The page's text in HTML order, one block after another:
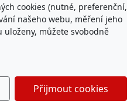
cookies (nutné, preferenční,
našeho webu, měření jeho
uloženy, můžete svobodně
Přijmout cookies